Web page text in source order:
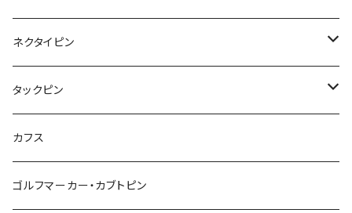
マーブル
カメオ
星
鳥
マーブル
こいのぼり
てんとう虫
鳥
ハロウィン
カモフラージュ
square
ブタ
フルーツ
アイスクリーム
マーブル
音楽
羊
牛
月
惑星
星
こいのぼり
カメラ
音楽
ハート
アルファベット
ハロウィン
紐
マーブル
鳥
星
アルファベット
ネクタイピン
結び
スクエア
タックピン
結び
カフス
ゴルフマーカー・カブトピン